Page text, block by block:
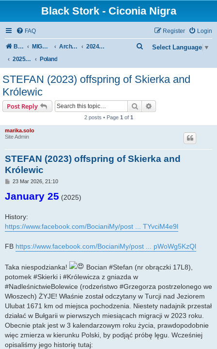
Black Stork - Ciconia Nigra
FAQ Login
Register
Board index MIGRATION OF BLACK STORKS WITH TRANSMITTERS Archive - previous seasons
2024/2025 SEASON
2025 SPRING-SUMMER
Poland
Select Language ▼
r
h
STEFAN (2023) offspring of Skierka and
Królewic
Post Reply Search
2 posts • Page 1 of 1
marika.solo
Site Admin
STEFAN (2023) offspring of Skierka and
Królewic
P
s
t
23 Mar 2026, 21:10
January 25 (2025)
History:
https://www.facebook.com/BocianiMy/post ... TYvciM4e9l
FB https://www.facebook.com/BocianiMy/post ... pWoWg5KzQl
Taka niespodzianka!
Bocian #Stefan (nr obrączki 17L8),
potomek #Skierki i #Królewicza z gniazda w
#NadleśnictwieBolewice (rodzeństwo #Grzegorza postrzelonego we
Włoszech) ŻYJE! Właśnie został odczytany w Turcji nad Jeziorem
Ulubat 1671 km od miejsca pochodzenia. Niestety nadajnik przestał
działać w Bułgarii w pierwszych miesiącach migracji w 2023 roku.
Obecnie ptak jest w 3 kalendarzowym roku życia, prawdopodobnie
więc zmierza w kierunku Polski, by podjąć próbę lęgu. Wcześniej
opisaliśmy jego historię tutaj: